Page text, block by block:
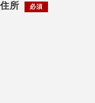
住所 必須